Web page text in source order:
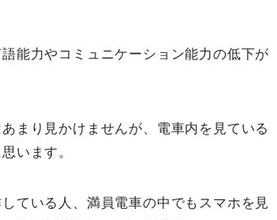
能力やコミュニケーション能力の低下が
まり見かけませんが、電車内を見ている
います。
ている人、満員電車の中でもスマホを見